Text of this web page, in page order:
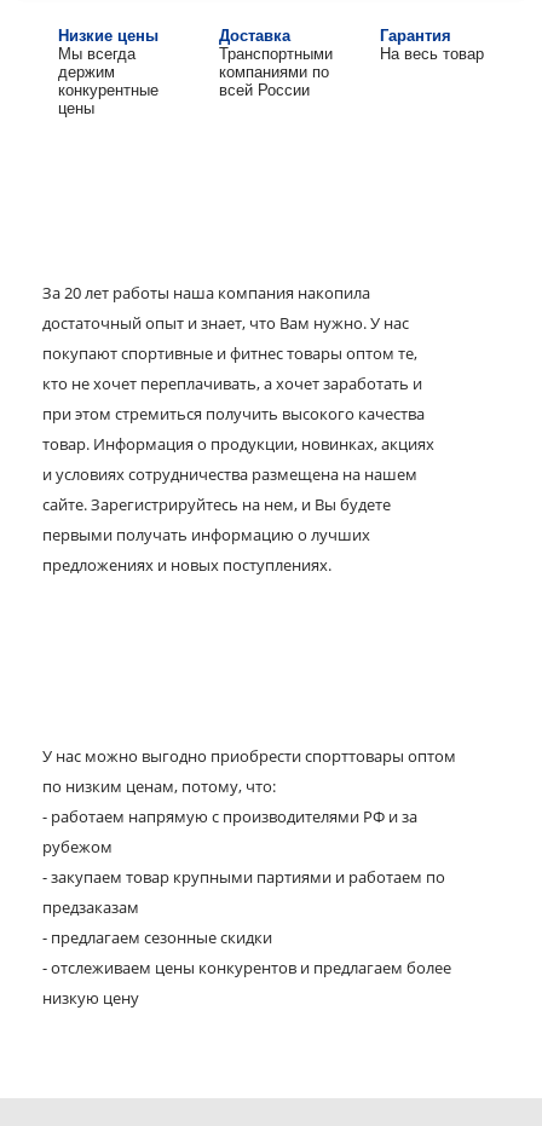
Низкие цены
Мы всегда
держим
конкурентные
цены
Доставка
Транспортными
компаниями по
всей России
Гарантия
На весь товар
За 20 лет работы наша компания накопила
достаточный опыт и знает, что Вам нужно. У нас
покупают спортивные и фитнес товары оптом те,
кто не хочет переплачивать, а хочет заработать и
при этом стремиться получить высокого качества
товар. Информация о продукции, новинках, акциях
и условиях сотрудничества размещена на нашем
сайте. Зарегистрируйтесь на нем, и Вы будете
первыми получать информацию о лучших
предложениях и новых поступлениях.
У нас можно выгодно приобрести спорттовары оптом
по низким ценам, потому, что:
- работаем напрямую с производителями РФ и за
рубежом
- закупаем товар крупными партиями и работаем по
предзаказам
- предлагаем сезонные скидки
- отслеживаем цены конкурентов и предлагаем более
низкую цену